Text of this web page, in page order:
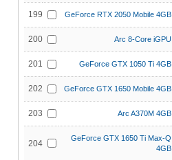
199 GeForce RTX 2050 Mobile 4GB
200 Arc 8-Core iGPU
201 GeForce GTX 1050 Ti 4GB
202 GeForce GTX 1650 Mobile 4GB
203 Arc A370M 4GB
204
GeForce GTX 1650 Ti Max-Q
4GB